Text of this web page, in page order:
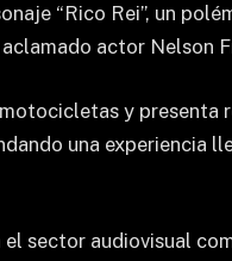
“Rico Rei”, un
actor Nelson
y
una
sector audiovisual